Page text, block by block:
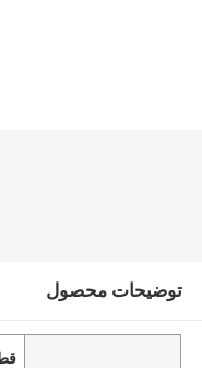
توضیحات محصول